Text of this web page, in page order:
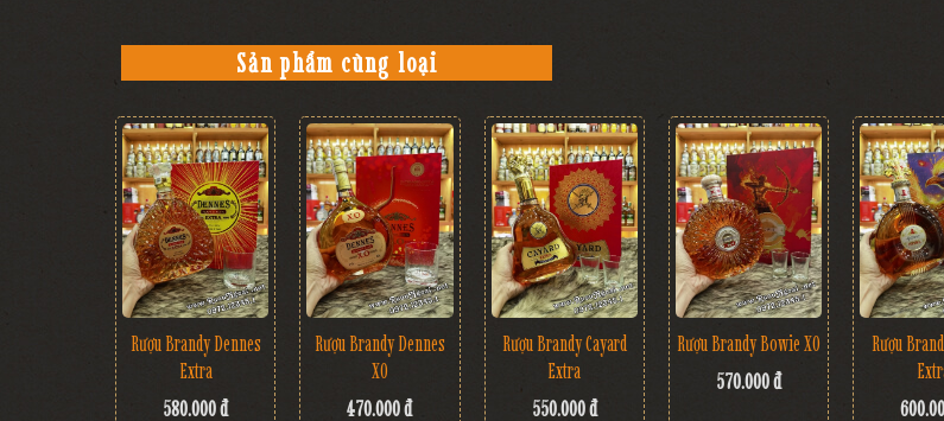
Sản phẩm cùng loại
Rượu Brandy Dennes
Extra
580.000 đ
Rượu Brandy Dennes
XO
470.000 đ
Rượu Brandy Cayard
Extra
550.000 đ
Rượu Brandy Bowie XO
570.000 đ
Rượu